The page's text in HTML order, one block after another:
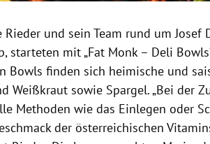
und sein Team rund um Josef
starteten mit „Fat Monk – Deli
Bowls finden sich heimische und
Weißkraut sowie Spargel. „Bei der
Methoden wie das Einlegen oder
der österreichischen